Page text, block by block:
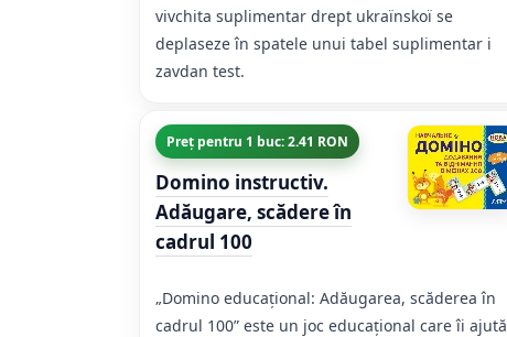
vivchita suplimentar drept ukraїnskoї se
deplaseze în spatele unui tabel suplimentar і
zavdan test.
Preț pentru 1 buc: 2.41 RON
Domino instructiv.
Adăugare, scădere în
cadrul 100
„Domino educațional: Adăugarea, scăderea în
cadrul 100” este un joc educațional care îi ajută